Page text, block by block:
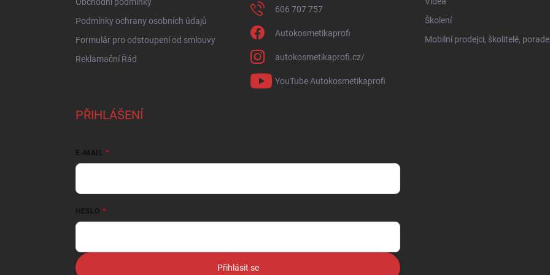
Podmínky ochrany osobních údajů
Formulár pro odstoupení od smlouvy
Reklamační Řád
606 707 757
Autokosmetikaprofi
autokosmetikaprofi.cz/
YouTube Autokosmetikaprofi
Školení
Mobilní prodejci, školitelé,
PŘIHLÁŠENÍ
E-MAIL
HESLO
Přihlásit se